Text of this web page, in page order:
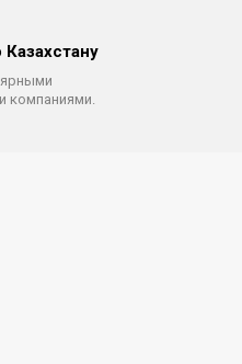
компаниями.